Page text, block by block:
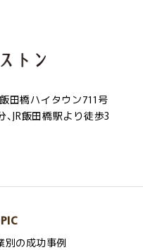
橋ハイタウン711号
JR飯田橋駅より徒歩3
別の成功事例